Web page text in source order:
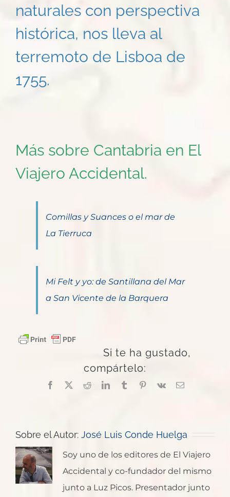
naturales con perspectiva
histórica, nos lleva al
terremoto de Lisboa de
1755.
Más sobre Cantabria en El
Viajero Accidental.
Comillas y Suances o el mar de
La Tierruca
Mi Felt y yo: de Santillana del Mar
a San Vicente de la Barquera
Si te ha gustado,
compártelo:
Facebook
X RedditLinkedInTumblrPinterest
Vk
Correo
Sobre el Autor: José Luis Conde Huelga
Soy uno de los editores de El Viajero
Accidental y co-fundador del mismo
junto a Luz Picos. Presentador junto